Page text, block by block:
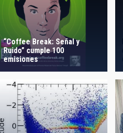
“Coffee Break: Señal y
Ruido” cumple 100
emisiones